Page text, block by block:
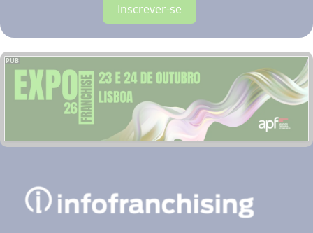
Inscrever-se
PUB